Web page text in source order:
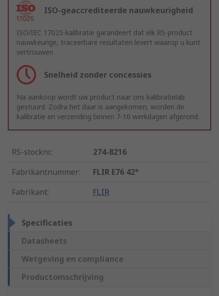
ISO-geaccrediteerde nauwkeurigheid
ISO/IEC 17025-kalibratie garandeert dat elk RS-product
nauwkeurige, traceerbare resultaten levert waarop u kunt
vertrouwen
Snelheid zonder concessies
Na aankoop wordt uw product naar ons kalibratielab
gestuurd. Zodra het daar is aangekomen, worden de
kalibratie en verzending binnen 7-10 werkdagen afgerond.
RS-stocknr.:
274-8216
Fabrikantnummer:
FLIR E76 42°
Fabrikant: FLIR
Specificaties
Datasheets
Wetgeving en compliance
Productomschrijving